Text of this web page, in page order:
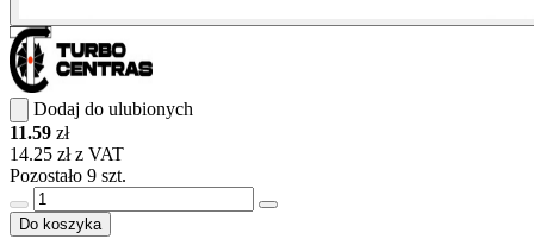
Dodaj do ulubionych
11.59 zł
14.25 zł z VAT
Pozostało 9 szt.
Do koszyka